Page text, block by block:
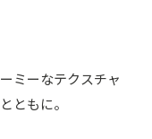
ミーなテクスチャ
ともに。